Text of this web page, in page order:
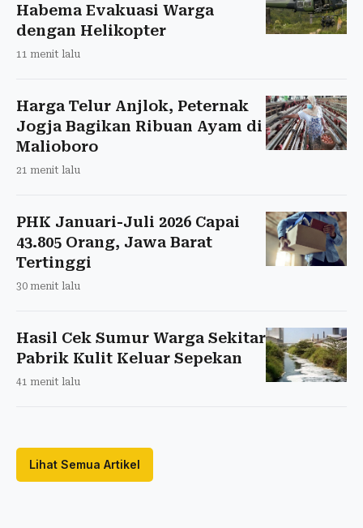
Habema Evakuasi Warga
dengan Helikopter
11 menit lalu
Harga Telur Anjlok, Peternak
Jogja Bagikan Ribuan Ayam di
Malioboro
21 menit lalu
PHK Januari-Juli 2026 Capai
43.805 Orang, Jawa Barat
Tertinggi
30 menit lalu
Hasil Cek Sumur Warga Sekitar
Pabrik Kulit Keluar Sepekan
41 menit lalu
Lihat Semua Artikel